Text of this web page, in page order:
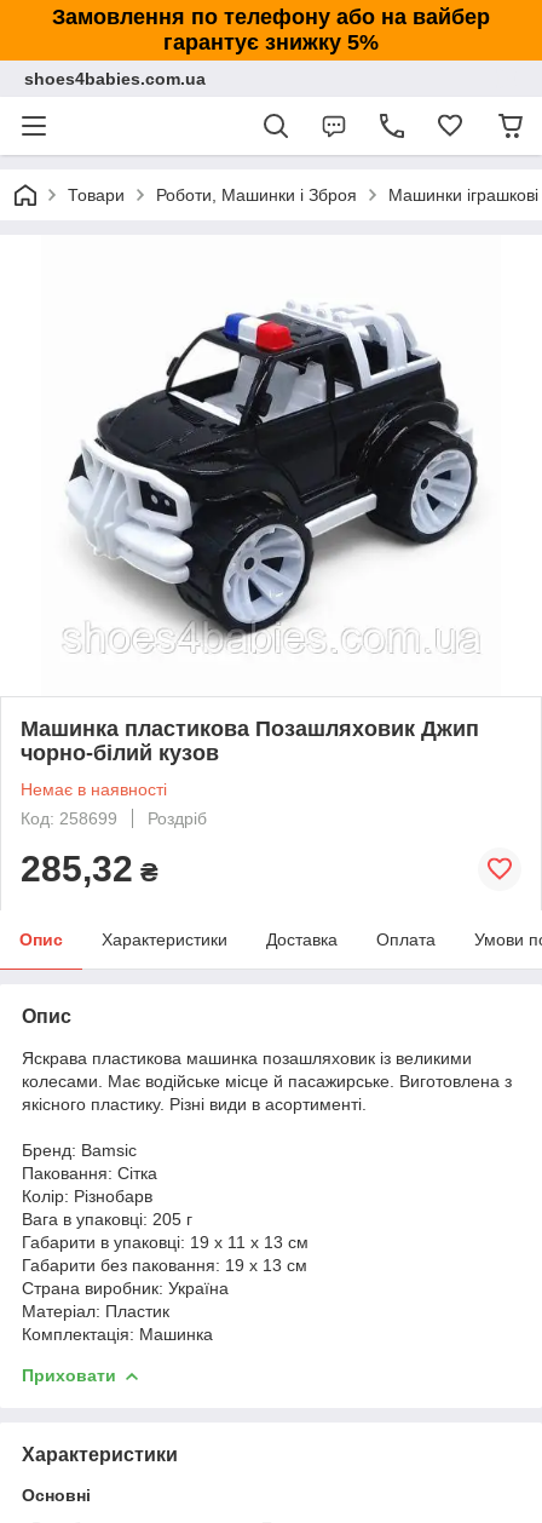
Замовлення по телефону або на вайбер
гарантує знижку 5%
shoes4babies.com.ua
Товари Роботи, Машинки і Зброя Машинки іграшкові
Машинка пластикова Позашляховик Джип
чорно-білий кузов
Немає в наявності
Код: 258699
Роздріб
285,32 ₴
Опис Характеристики Доставка Оплата Умови
Опис
Яскрава пластикова машинка позашляховик із великими
колесами. Має водійське місце й пасажирське. Виготовлена з
якісного пластику. Різні види в асортименті.
Бренд: Bamsic
Паковання: Сітка
Колір: Різнобарв
Вага в упаковці: 205 г
Габарити в упаковці: 19 x 11 x 13 см
Габарити без паковання: 19 x 13 см
Страна виробник: Україна
Матеріал: Пластик
Комплектація: Машинка
Приховати
Характеристики
Основні